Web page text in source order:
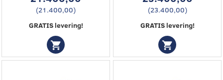
(21.400,00)
GRATIS levering!
(23.400,00)
GRATIS levering!